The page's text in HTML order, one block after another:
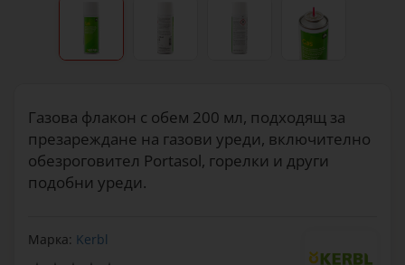
Газова флакон с обем 200 мл, подходящ за
презареждане на газови уреди, включително
обезроговител Portasol, горелки и други
подобни уреди.
Марка: Kerbl